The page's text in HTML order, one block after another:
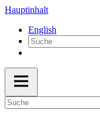
Hauptinhalt
English